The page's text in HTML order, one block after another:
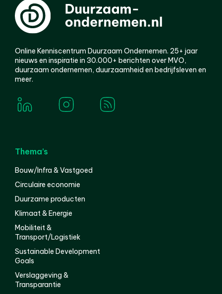
Online Kenniscentrum Duurzaam Ondernemen. 25+ jaar
nieuws en inspiratie in 30.000+ berichten over MVO,
duurzaam ondernemen, duurzaamheid en bedrijfsleven en
meer.
Thema’s
Bouw/Infra & Vastgoed
Circulaire economie
Duurzame producten
Klimaat & Energie
Mobiliteit &
Transport/Logistiek
Sustainable Development
Goals
Verslaggeving &
Transparantie